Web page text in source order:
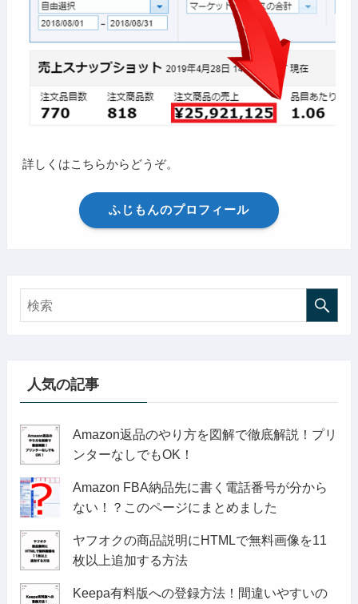
詳しくはこちらからどうぞ。
ふじもんのプロフィール
人気の記事
Amazon返品のやり方を図解で徹底解説！プリ
ンターなしでもOK！
Amazon FBA納品先に書く電話番号が分から
ない！？このページにまとめました
ヤフオクの商品説明にHTMLで無料画像を11
枚以上追加する方法
Keepa有料版への登録方法！間違いやすいの